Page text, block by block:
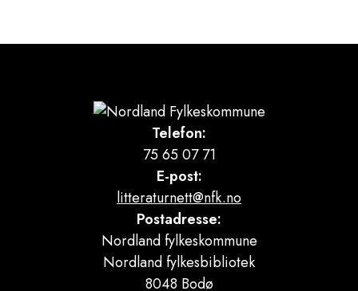
Telefon:
75 65 07 71
E-post:
litteraturnett@nfk.no
Postadresse:
Nordland fylkeskommune
Nordland fylkesbibliotek
8048 Bodø